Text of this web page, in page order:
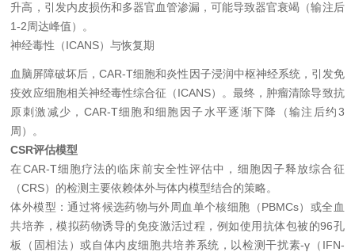
升高，引发内皮损伤和多器官血管渗漏，可能导致器官衰竭（输注后
1-2周达峰值）。
神经毒性（ICANS）与恢复期
血脑屏障破坏后，CAR-T细胞和炎性因子浸润中枢神经系统，引发免
疫效应细胞相关神经毒性综合征（ICANS）。最终，肿瘤清除导致抗
原刺激减少，CAR-T细胞和细胞因子水平逐渐下降（输注后约3
周）。
CSR评估模型
在CAR-T细胞疗法的临床前安全性评估中，细胞因子释放综合征
（CRS）的检测主要依赖体外与体内模型结合的策略。
体外模型：通过将候选药物与外周血单个核细胞（PBMCs）或全血
共培养，模拟药物诱导的免疫激活过程，例如使用抗体包被的96孔
板（固相法）或自体内皮细胞共培养系统，以检测干扰素-γ（IFN-